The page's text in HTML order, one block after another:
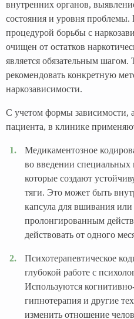
внутренних органов,
состояния и уровня
процедурой борьбы с
очищен от остатков
является обязательным шагом.
рекомендовать конкретную
наркозависимости.
С учетом формы зависимости,
пациента, в клинике
Медикаментозное
во введении специальных
которые создают
тяги. Это может быть
капсула для вшивания
пролонгированным
действовать от одного
Психотерапевтическое
глубокой работе с
Используются
гипнотерапия и другие
изменить отношение